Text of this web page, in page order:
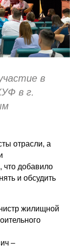
в
в г.
отрасли, а
что добавило
и обсудить
жилищной
–